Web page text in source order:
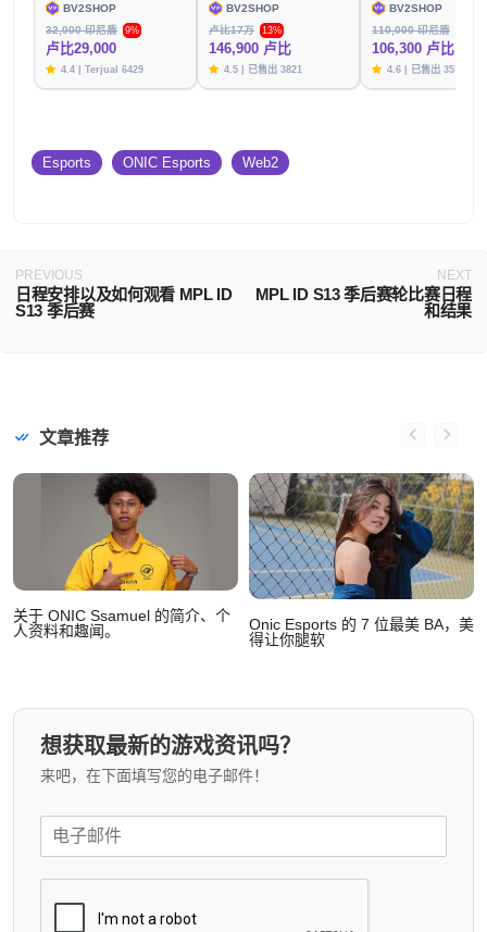
BV2SHOP
32,000 印尼盾
9%
卢比29,000
4.4 | Terjual 6429
BV2SHOP
卢比17万
13%
146,900 卢比
4.5 | 已售出 3821
BV2SHOP
110,000 印尼盾
106,300 卢比
4.6 | 已售出 3576
Esports ONIC Esports Web2
PREVIOUS
日程安排以及如何观看 MPL ID
S13 季后赛
NEXT
MPL ID S13 季后赛轮比赛日程
和结果
文章推荐
关于 ONIC Ssamuel 的简介、个
人资料和趣闻。
Onic Esports 的 7 位最美 BA，美
得让你腿软
想获取最新的游戏资讯吗？
来吧，在下面填写您的电子邮件！